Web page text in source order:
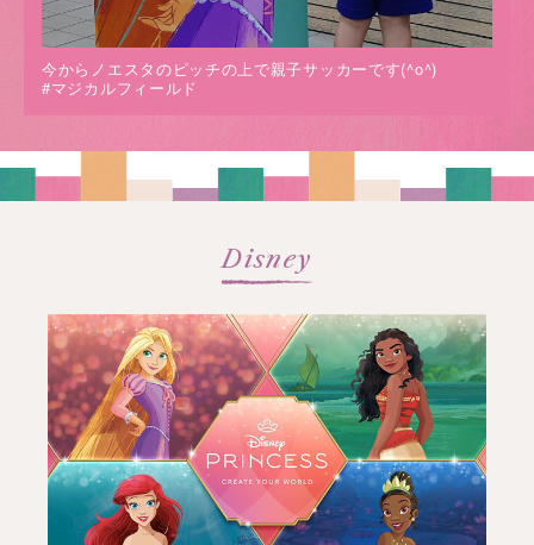
今からノエスタのピッチの上で親子サッカーです(^o^)
#マジカルフィールド
Disney